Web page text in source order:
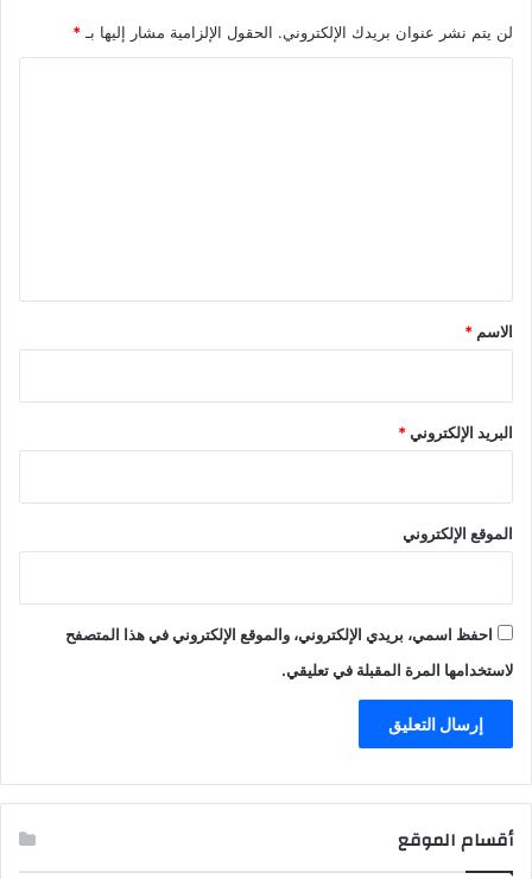
لن يتم نشر عنوان بريدك الإلكتروني. الحقول الإلزامية مشار إليها بـ *
*
الاسم *
البريد الإلكتروني*
الموقع الإلكتروني
احفظ اسمي، بريدي الإلكتروني، والموقع الإلكتروني في هذا المتصفح
لاستخدامها المرة المقبلة في تعليقي.
أقسام الموقع